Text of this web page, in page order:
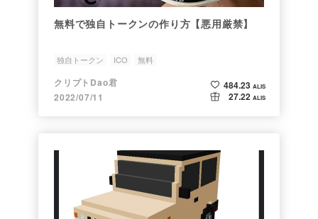
無料で独自トークンの作り方【悪用厳禁】
独自トークン ICO 無料
クリプトDao君
2022/07/11
484.23 ALIS
27.22 ALIS